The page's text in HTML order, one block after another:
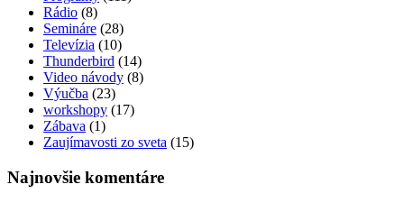
Rádio (8)
Semináre (28)
Televízia (10)
Thunderbird (14)
Video návody (8)
Výučba (23)
workshopy (17)
Zábava (1)
Zaujímavosti zo sveta (15)
Najnovšie komentáre